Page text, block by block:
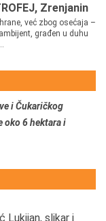
Zrenjanin
već zbog osećaja –
građen u duhu
i Čukaričkog
oko 6 hektara i
Lukijan, slikar i